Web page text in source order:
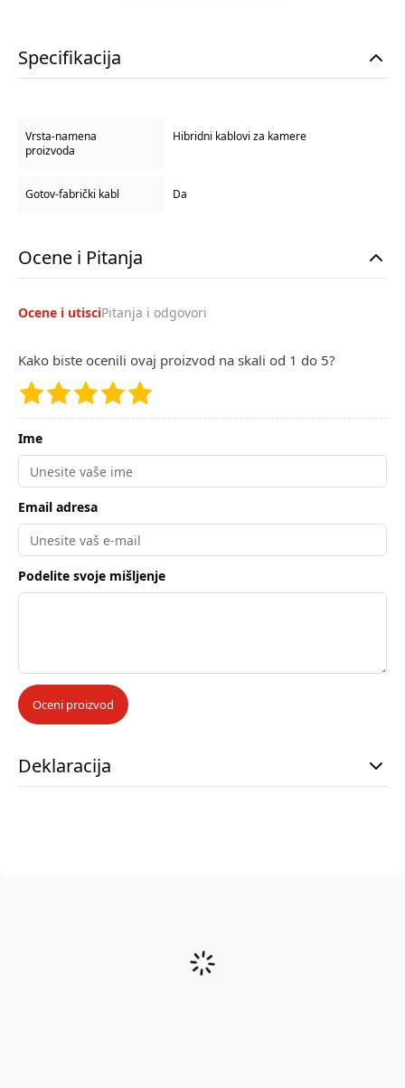
Specifikacija
Vrsta-namena
proizvoda
Hibridni kablovi za kamere
Gotov-fabrički kabl Da
Ocene i Pitanja
Ocene i utisciPitanja i odgovori
Kako biste ocenili ovaj proizvod na skali od 1 do 5?
Ime
Email adresa
Podelite svoje mišljenje
Oceni proizvod
Deklaracija